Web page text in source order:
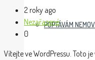
POPTÁVÁM
2 roky ago
Nezařazené
0
Vítejte ve WordPressu. Toto